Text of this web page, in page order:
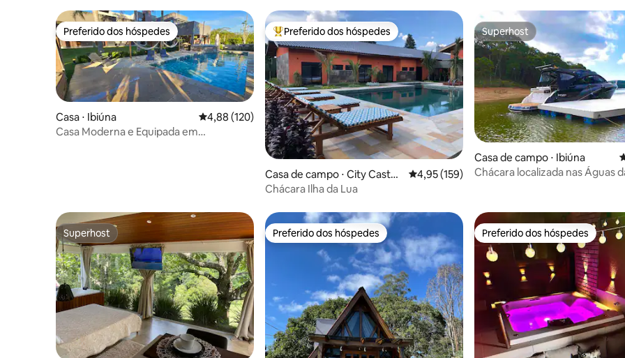
Preferido dos hóspedes
Preferido dos hóspedes
Casa ⋅ Ibiúna 4,88 de uma avaliação média de 5, 120 avaliações
4,88 (120)
Casa Moderna e Equipada em
Entre os melhores preferidos dos hóspedes
Preferido dos hóspedes
Casa de campo ⋅ City Castell
o
4,95 de uma avaliação média de 5, 159
4,95 (159)
Chácara Ilha da Lua
Superhost
Superhost
Casa de campo ⋅ Ibiúna
Chácara localizada nas Águas
Superhost
Superhost Preferido dos hóspedes
Preferido dos hóspedes Preferido dos hóspedes
Preferido dos hóspedes